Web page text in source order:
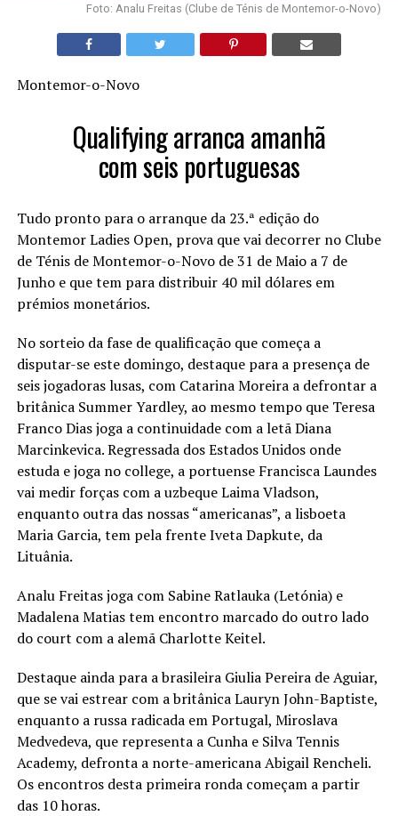
Foto: Analu Freitas (Clube de Ténis de Montemor-o-Novo)
Montemor-o-Novo
Qualifying arranca amanhã
com seis portuguesas
Tudo pronto para o arranque da 23.ª edição do
Montemor Ladies Open, prova que vai decorrer no Clube
de Ténis de Montemor-o-Novo de 31 de Maio a 7 de
Junho e que tem para distribuir 40 mil dólares em
prémios monetários.
No sorteio da fase de qualificação que começa a
disputar-se este domingo, destaque para a presença de
seis jogadoras lusas, com Catarina Moreira a defrontar a
britânica Summer Yardley, ao mesmo tempo que Teresa
Franco Dias joga a continuidade com a letã Diana
Marcinkevica. Regressada dos Estados Unidos onde
estuda e joga no college, a portuense Francisca Laundes
vai medir forças com a uzbeque Laima Vladson,
enquanto outra das nossas “americanas”, a lisboeta
Maria Garcia, tem pela frente Iveta Dapkute, da
Lituânia.
Analu Freitas joga com Sabine Ratlauka (Letónia) e
Madalena Matias tem encontro marcado do outro lado
do court com a alemã Charlotte Keitel.
Destaque ainda para a brasileira Giulia Pereira de Aguiar,
que se vai estrear com a britânica Lauryn John-Baptiste,
enquanto a russa radicada em Portugal, Miroslava
Medvedeva, que representa a Cunha e Silva Tennis
Academy, defronta a norte-americana Abigail Rencheli.
Os encontros desta primeira ronda começam a partir
das 10 horas.